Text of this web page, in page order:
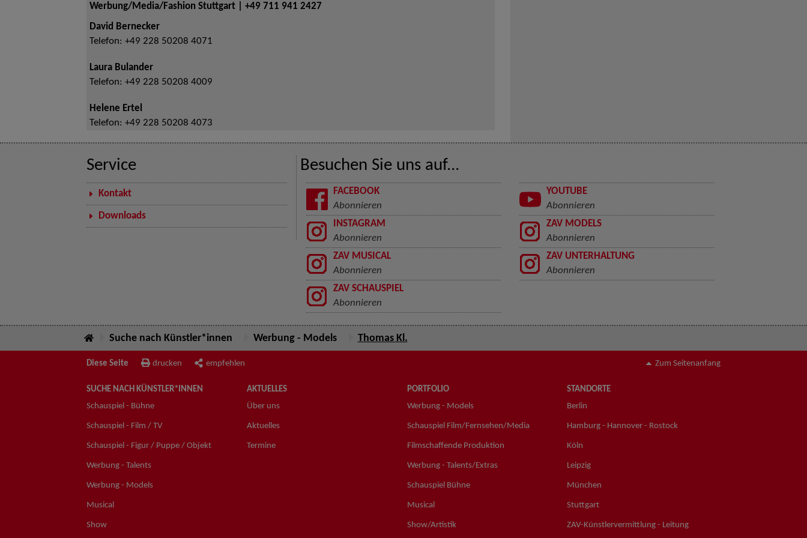
Werbung/Media/Fashion Stuttgart | +49 711 941 2427
David Bernecker
Telefon: +49 228 50208 4071
Laura Bulander
Telefon: +49 228 50208 4009
Helene Ertel
Telefon: +49 228 50208 4073
Service
Kontakt
Downloads
Besuchen Sie uns auf...
FACEBOOK
Abonnieren
YOUTUBE
Abonnieren
INSTAGRAM
Abonnieren
ZAV MODELS
Abonnieren
ZAV MUSICAL
Abonnieren
ZAV UNTERHALTUNG
Abonnieren
ZAV SCHAUSPIEL
Abonnieren
Suche nach Künstler*innen Werbung - Models Thomas Kl.
Diese Seite drucken empfehlen Zum Seitenanfang
SUCHE NACH KÜNSTLER*INNEN
Schauspiel - Bühne
Schauspiel - Film / TV
Schauspiel - Figur / Puppe / Objekt
Werbung - Talents
Werbung - Models
Musical
Show
AKTUELLES
Über uns
Aktuelles
Termine
PORTFOLIO
Werbung - Models
Schauspiel Film/Fernsehen/Media
Filmschaffende Produktion
Werbung - Talents/Extras
Schauspiel Bühne
Musical
Show/Artistik
STANDORTE
Berlin
Hamburg - Hannover - Rostock
Köln
Leipzig
München
Stuttgart
ZAV-Künstlervermittlung - Leitung